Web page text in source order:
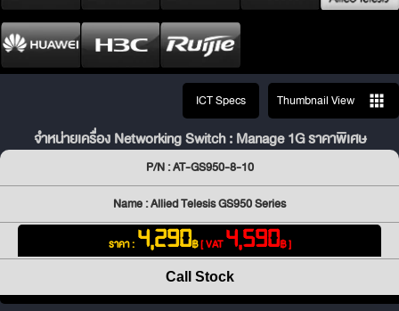
ICT Specs Thumbnail View
จำหน่ายเครื่อง Networking Switch : Manage 1G ราคาพิเศษ
P/N : AT-GS950-8-10
Name : Allied Telesis GS950 Series
ราคา : 4,290฿[ VAT4,590฿ ]
Call Stock